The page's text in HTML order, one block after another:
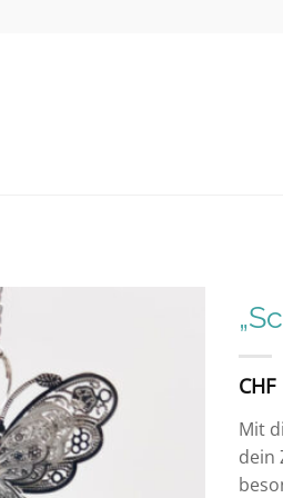
Wunschliste
CHF
Mit
dein